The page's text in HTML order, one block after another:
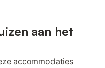
aan het
accommodaties